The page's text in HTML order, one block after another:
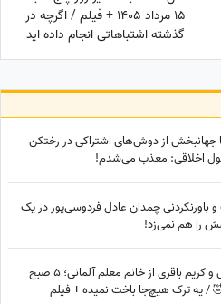
15 مرداد 1405 + فیلم / اگرچه در
گذشته اشتباهاتی انجام داده اید
اما به زودی دوران غم و اندوه
جهانبخش از دوش‌های اشتراکی در رختکن
اخلاقی: معذب می‌شدم!
باورنکردنی چمدان عادل فردوسی‌پور در یک
را هم نمی‌زد!
خاطره خنده‌دار علی دایی و کریم باقری از خانم معلم آلمانی؛ 5 صبح
/ یه ترک هیچ‌جا باخت نمیده + فیلم